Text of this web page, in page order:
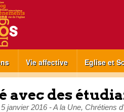
Vie affective Eglise et
avec des
5 janvier 2016 -A la Une, Chrétiens